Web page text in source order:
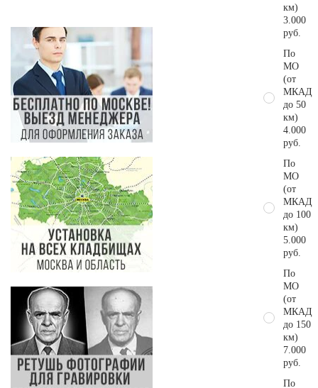
км)
3.000
руб.
По
МО
(от
МКАД
до 50
км)
4.000
руб.
По
МО
(от
МКАД
до 100
км)
5.000
руб.
По
МО
(от
МКАД
до 150
км)
7.000
руб.
По